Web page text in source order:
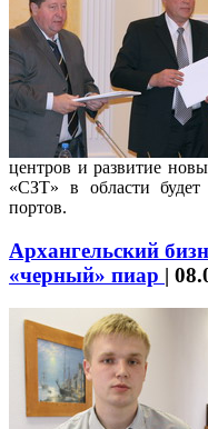
центров и развитие
«СЗТ» в области
портов.
Архангельский
«черный» пиар |